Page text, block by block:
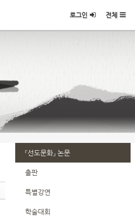
로그인 전체
『선도문화』 논문
출판
특별강연
학술대회